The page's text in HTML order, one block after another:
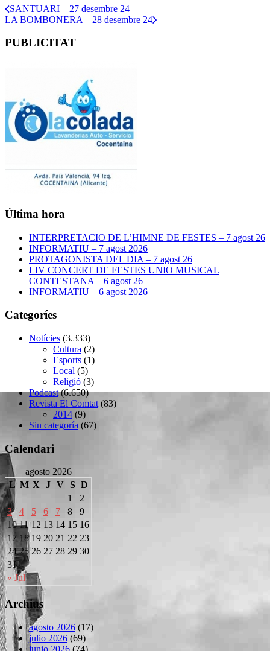
SANTUARI – 27 desembre 24
LA BOMBONERA – 28 desembre 24
PUBLICITAT
Última hora
INTERPRETACIO DE L’HIMNE DE FESTES – 7 agost 26
INFORMATIU – 7 agost 2026
PROTAGONISTA DEL DIA – 7 agost 26
LIV CONCERT DE FESTES UNIO MUSICAL
CONTESTANA – 6 agost 26
INFORMATIU – 6 agost 2026
Categoríes
Notícies (3.333)
Cultura (2)
Esports (1)
Local (5)
Religió (3)
Podcast(6.650)
Revista El Comtat (83)
2014 (9)
Sin categoría (67)
Calendari
agosto 2026
L M X J V S D
« Jul
1
2
3
4 5 6 7 8
9
10 11 12 13 14 15 16
17 18 19 20 21 22 23
24 25 26 27 28 29 30
31
Archius
agosto 2026 (17)
julio 2026 (69)
junio 2026 (74)